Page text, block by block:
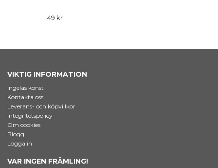
49 kr
VIKTIG INFORMATION
Ingelas konst
Kontakta oss
Leverans- och köpvillkor
Integritetspolicy
Om cookies
Blogg
Logga in
VAR INGEN FRÄMLING!